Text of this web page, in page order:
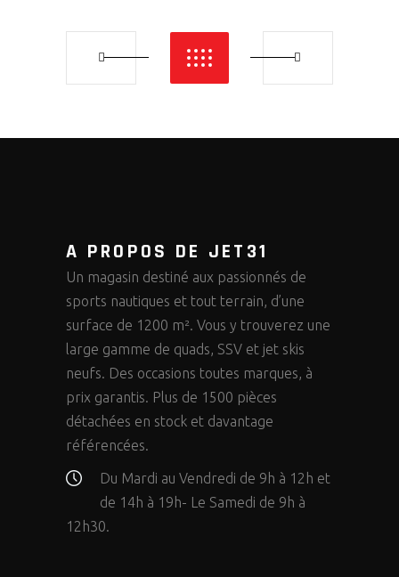
A PROPOS DE JET31
Un magasin destiné aux passionnés de
sports nautiques et tout terrain, d’une
surface de 1200 m². Vous y trouverez une
large gamme de quads, SSV et jet skis
neufs. Des occasions toutes marques, à
prix garantis. Plus de 1500 pièces
détachées en stock et davantage
référencées.
Du Mardi au Vendredi de 9h à 12h et
de 14h à 19h- Le Samedi de 9h à
12h30.